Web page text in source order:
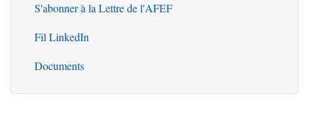
S'abonner à la Lettre de l'AFEF
Fil LinkedIn
Documents